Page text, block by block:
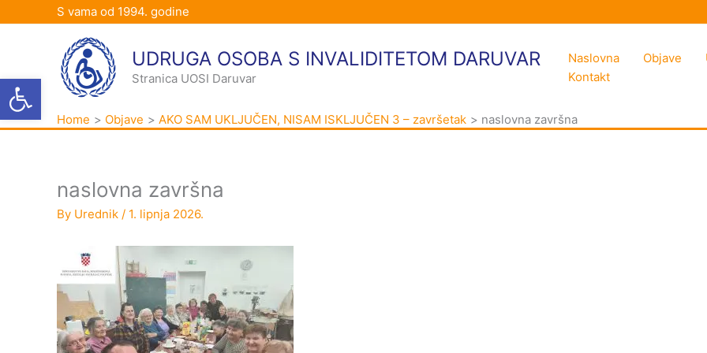
Open toolbar
to
S vama od 1994. godine
UDRUGA OSOBA S INVALIDITETOM DARUVAR
Stranica UOSI Daruvar
Naslovna Objave
Kontakt
Home Objave AKO SAM UKLJUČEN, NISAM ISKLJUČEN 3 – završetak naslovna završna
naslovna završna
By Urednik / 1. lipnja 2026.